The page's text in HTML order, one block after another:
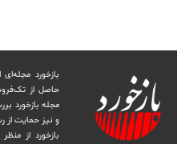
بازخورد
حاصل از
مجله بازخورد
و نیز حمایت از
بازخورد از